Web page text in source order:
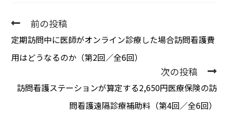
前の投稿
定期訪問中に医師がオンライン診療した場合――訪問看護費
用はどうなるのか（第2回／全6回）
次の投稿
訪問看護ステーションが算定する2,650円――医療保険の訪
問看護遠隔診療補助料（第4回／全6回）